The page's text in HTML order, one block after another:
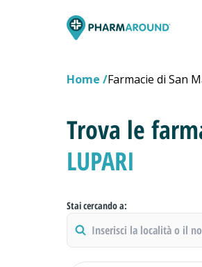
Home Farmacie di San
Trova le
LUPARI
Stai cercando a: